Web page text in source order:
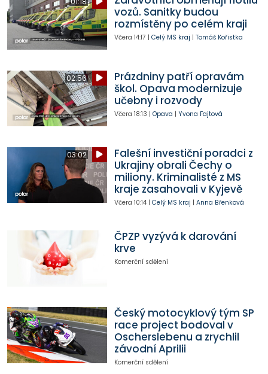
vozů. Sanitky budou
rozmístěny po celém kraji
Včera 14:17 | Celý MS kraj | Tomáš Kořistka
02:56
Prázdniny patří opravám
škol. Opava modernizuje
učebny i rozvody
Včera 18:13 | Opava | Yvona Fajtová
03:02
Falešní investiční poradci z
Ukrajiny obrali Čechy o
miliony. Kriminalisté z MS
kraje zasahovali v Kyjevě
Včera 10:14| Celý MS kraj | Anna Břenková
ČPZP vyzývá k darování
krve
Komerční sdělení
Český motocyklový tým SP
race project bodoval v
Oscherslebenu a zrychlil
závodní Aprilii
Komerční sdělení